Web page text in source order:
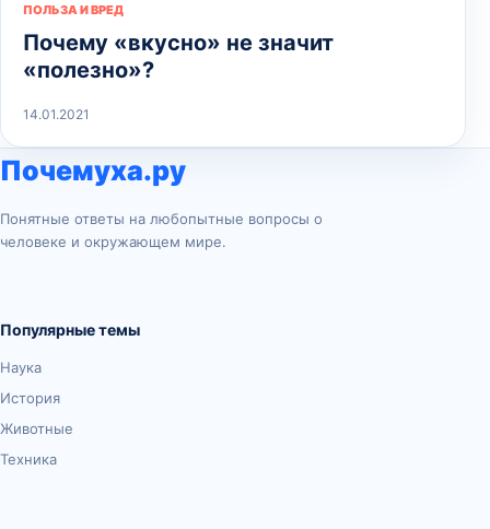
ПОЛЬЗА И ВРЕД
Почему «вкусно» не значит
«полезно»?
14.01.2021
Почемуха.ру
Понятные ответы на любопытные вопросы о
человеке и окружающем мире.
Популярные темы
Наука
История
Животные
Техника